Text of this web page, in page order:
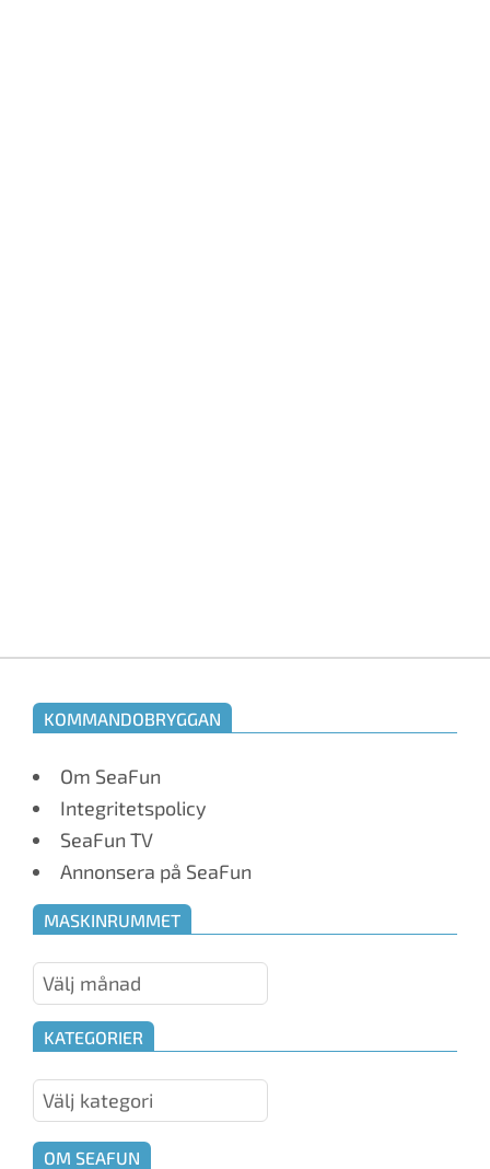
KOMMANDOBRYGGAN
Om SeaFun
Integritetspolicy
SeaFun TV
Annonsera på SeaFun
MASKINRUMMET
Maskinrummet
KATEGORIER
Kategorier
OM SEAFUN